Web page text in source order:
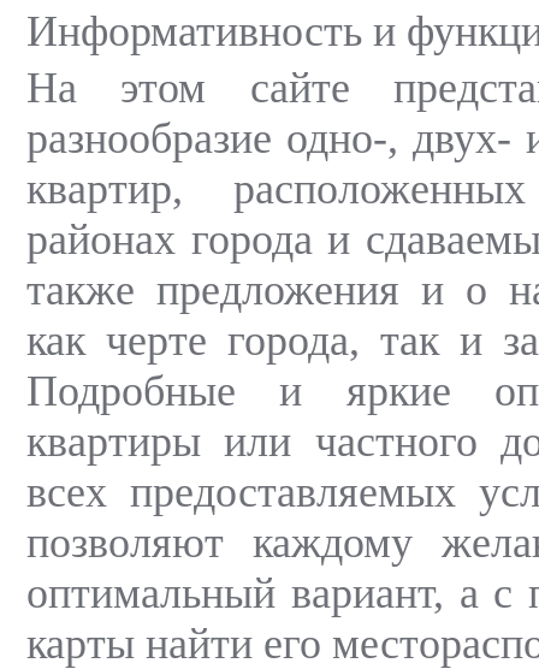
Информативность и
На этом сайте
разнообразие одно-, двух-
квартир,
районах города и
также предложения и о
как черте города, так и
Подробные и яркие
квартиры или частного
всех предоставляемых
позволяют каждому
оптимальный вариант, а
карты найти его